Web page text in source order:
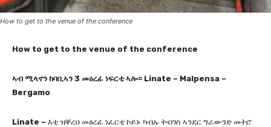
How to get to the venue of the conference
How to get to the venue of the conference
ኣብ ሚላኖን ከባቢኣን 3 መዕረፊ ነፍርቲ ኣሎ። Linate – Malpensa –
Bergamo
Linate – እቲ ዝቐረበ መዕረፊ ነፈርቲ ኮይኑ ካብኡ ትብገስ ኣንደር ግራውንድ መትሮ